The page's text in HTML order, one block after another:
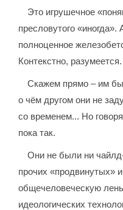
Это игрушечное
пресловутого
полноценное
Контекстно, разумеется.
Скажем прямо – им
о чём другом они не
со временем... Но
пока так.
Они не были ни
прочих «продвинутых»
общечеловеческую
идеологических